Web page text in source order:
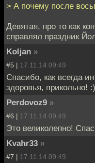
> А почему после
Девятая, про то как
справлял праздник
Koljan »
#5 | 17.11.14 09:49
Спасибо, как всегда
здоровья, прикольно! :)
Perdovoz9 »
#6 | 17.11.14 09:49
Это великолепно!
Kvahr33 »
#7 | 17.11.14 09:49